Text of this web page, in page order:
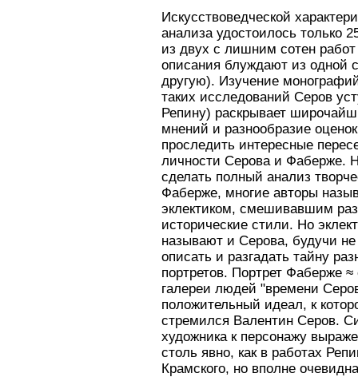
Искусствоведческой
анализа удостоилось только
из двух с лишним сотен
описания блуждают из одной
другую). Изучение
таких исследований Серов
Репину) раскрывает
мнений и разнообразие
проследить интересные
личности Серова и Фаберже.
сделать полный анализ
Фаберже, многие авторы
эклектиком, смешивавшим
исторические стили. Но
называют и Серова, будучи
описать и разгадать тайну
портретов. Портрет Фаберже ≈
галереи людей "времени
положительный идеал, к
стремился Валентин Серов.
художника к персонажу
столь явно, как в работах
Крамского, но вполне